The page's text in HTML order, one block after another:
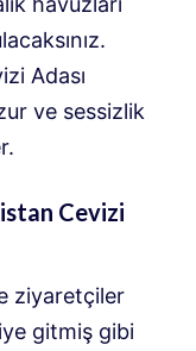
Adası
ve sessizlik
Cevizi
ziyaretçiler
gitmiş gibi